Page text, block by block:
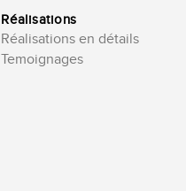
Réalisations
Réalisations en détails
Temoignages